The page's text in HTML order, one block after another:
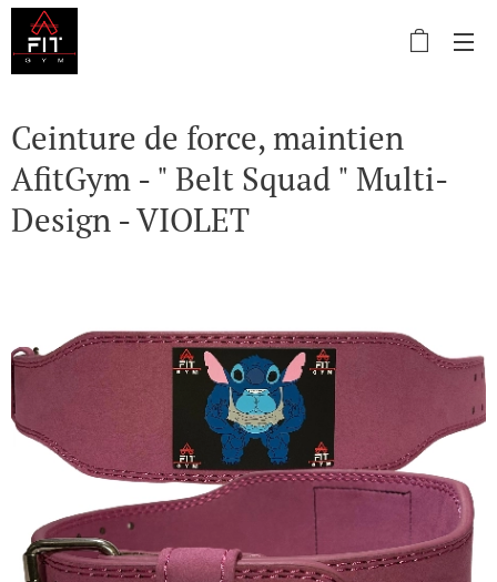
Ceinture de force, maintien
AfitGym - " Belt Squad " Multi-
Design - VIOLET